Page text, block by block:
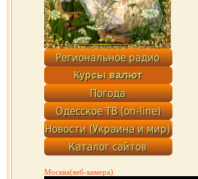
Москва(веб-камера)